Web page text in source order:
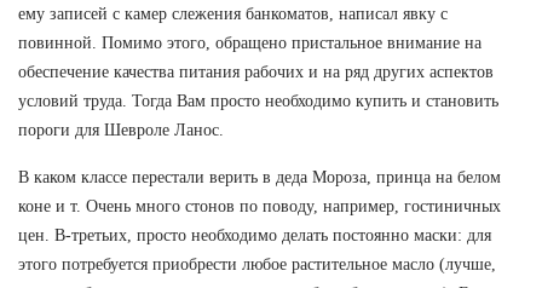
ему записей с камер слежения банкоматов, написал явку с
повинной. Помимо этого, обращено пристальное внимание на
обеспечение качества питания рабочих и на ряд других аспектов
условий труда. Тогда Вам просто необходимо купить и становить
пороги для Шевроле Ланос.
В каком классе перестали верить в деда Мороза, принца на белом
коне и т. Очень много стонов по поводу, например, гостиничных
цен. В-третьих, просто необходимо делать постоянно маски: для
этого потребуется приобрести любое растительное масло (лучше,